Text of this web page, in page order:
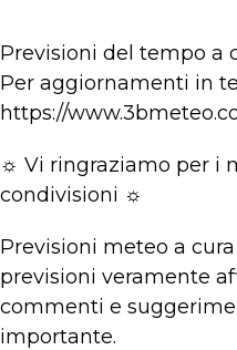
Previsioni del tempo a
Per aggiornamenti in
https://
☼ Vi ringraziamo per i
condivisioni ☼
Previsioni meteo a
previsioni veramente
commenti e
importante.